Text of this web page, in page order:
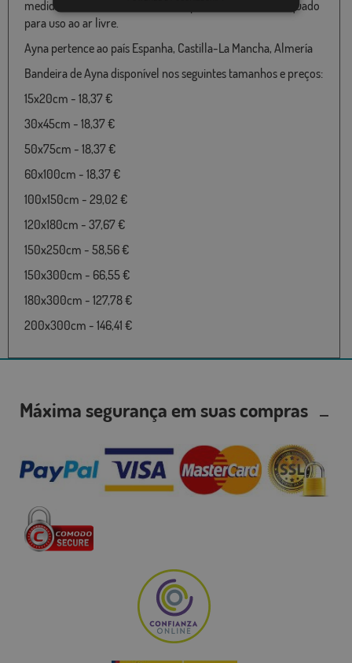
medidas de 060X100 até 180x300 particularmente adequado
para uso ao ar livre.
Ayna pertence ao país Espanha, Castilla-La Mancha, Almería
Bandeira de Ayna disponível nos seguintes tamanhos e preços:
15x20cm - 18,37 €
30x45cm - 18,37 €
50x75cm - 18,37 €
60x100cm - 18,37 €
100x150cm - 29,02 €
120x180cm - 37,67 €
150x250cm - 58,56 €
150x300cm - 66,55 €
180x300cm - 127,78 €
200x300cm - 146,41 €
Máxima segurança em suas compras